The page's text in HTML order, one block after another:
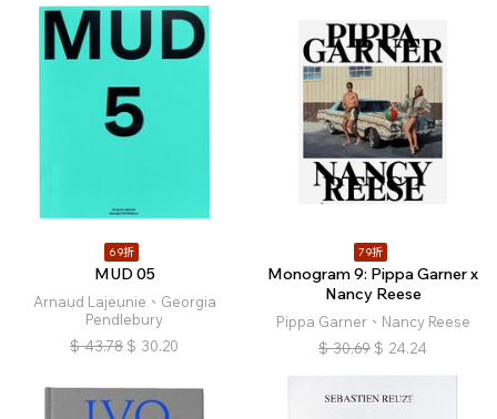
69折
MUD 05
Arnaud Lajeunie、Georgia
Pendlebury
$ 43.78 $ 30.20
79折
Monogram 9: Pippa Garner x
Nancy Reese
Pippa Garner、Nancy Reese
$ 30.69 $ 24.24